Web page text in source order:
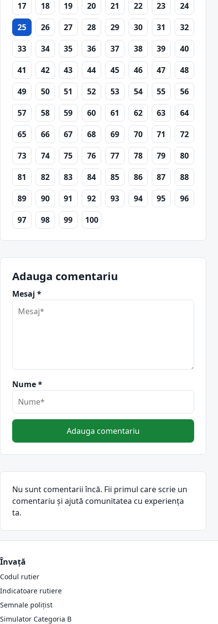
17
18 19 20 21 22 23
24
25
26 27 28 29 30 31
32
33
34 35 36 37 38 39
40
41
42 43 44 45 46 47
48
49
50 51 52 53 54 55
56
57
58 59 60 61 62 63
64
65
66 67 68 69 70 71
72
73
74 75 76 77 78 79
80
81
82 83 84 85 86 87
88
89
90 91 92 93 94 95
96
97
98 99 100
Adauga comentariu
Mesaj *
Nume *
Adauga comentariu
Nu sunt comentarii încă. Fii primul care scrie un
comentariu și ajută comunitatea cu experiența
ta.
Învață
Codul rutier
Indicatoare rutiere
Semnale polițist
Simulator Categoria B